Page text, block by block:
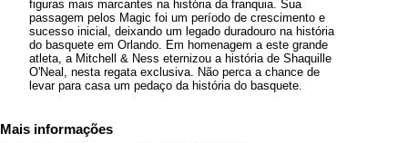
figuras mais marcantes na história da franquia. Sua
passagem pelos Magic foi um período de crescimento e
sucesso inicial, deixando um legado duradouro na história
do basquete em Orlando. Em homenagem a este grande
atleta, a Mitchell & Ness eternizou a história de Shaquille
O'Neal, nesta regata exclusiva. Não perca a chance de
levar para casa um pedaço da história do basquete.
Mais informações